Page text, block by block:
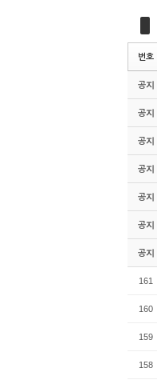
번호
공지
공지
공지
공지
공지
공지
공지
161
160
159
158